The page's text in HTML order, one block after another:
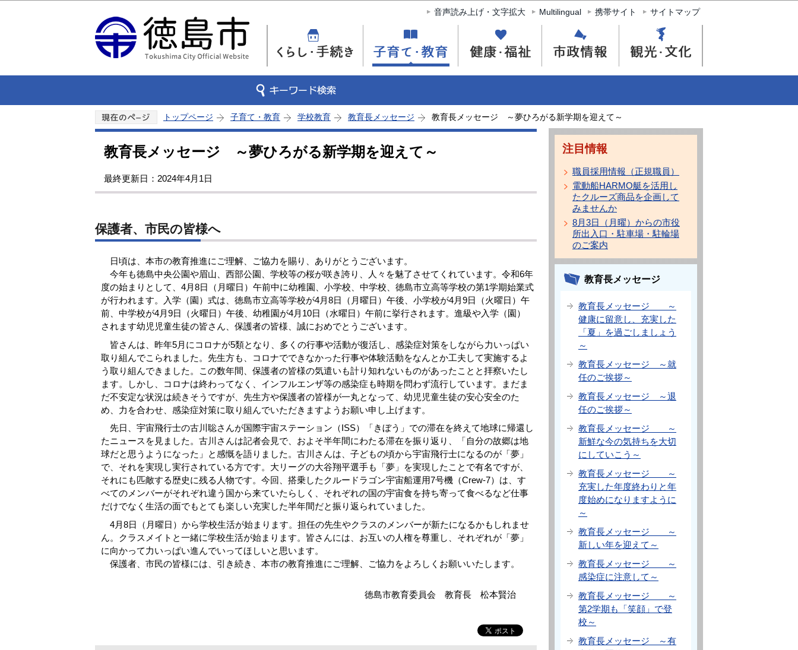
このページの本文へ移動
音声読み上げ・文字拡大 Multilingual 携帯サイト サイトマップ
トップページ 子育て・教育 学校教育 教育長メッセージ 教育長メッセージ ～夢ひろがる新学期を迎えて～
教育長メッセージ ～夢ひろがる新学期を迎えて～
最終更新日：2024年4月1日
保護者、市民の皆様へ
日頃は、本市の教育推進にご理解、ご協力を賜り、ありがとうございます。
今年も徳島中央公園や眉山、西部公園、学校等の桜が咲き誇り、人々を魅了させてくれています。令和6年
度の始まりとして、4月8日（月曜日）午前中に幼稚園、小学校、中学校、徳島市立高等学校の第1学期始業式
が行われます。入学（園）式は、徳島市立高等学校が4月8日（月曜日）午後、小学校が4月9日（火曜日）午
前、中学校が4月9日（火曜日）午後、幼稚園が4月10日（水曜日）午前に挙行されます。進級や入学（園）
されます幼児児童生徒の皆さん、保護者の皆様、誠におめでとうございます。
皆さんは、昨年5月にコロナが5類となり、多くの行事や活動が復活し、感染症対策をしながら力いっぱい
取り組んでこられました。先生方も、コロナでできなかった行事や体験活動をなんとか工夫して実施するよ
う取り組んできました。この数年間、保護者の皆様の気遣いも計り知れないものがあったことと拝察いたし
ます。しかし、コロナは終わってなく、インフルエンザ等の感染症も時期を問わず流行しています。まだま
だ不安定な状況は続きそうですが、先生方や保護者の皆様が一丸となって、幼児児童生徒の安心安全のた
め、力を合わせ、感染症対策に取り組んでいただきますようお願い申し上げます。
先日、宇宙飛行士の古川聡さんが国際宇宙ステーション（ISS）「きぼう」での滞在を終えて地球に帰還し
たニュースを見ました。古川さんは記者会見で、およそ半年間にわたる滞在を振り返り、「自分の故郷は地
球だと思うようになった」と感慨を語りました。古川さんは、子どもの頃から宇宙飛行士になるのが「夢」
で、それを実現し実行されている方です。大リーグの大谷翔平選手も「夢」を実現したことで有名ですが、
それにも匹敵する歴史に残る人物です。今回、搭乗したクルードラゴン宇宙船運用7号機（Crew-7）は、す
べてのメンバーがそれぞれ違う国から来ていたらしく、それぞれの国の宇宙食を持ち寄って食べるなど仕事
だけでなく生活の面でもとても楽しい充実した半年間だと振り返られていました。
4月8日（月曜日）から学校生活が始まります。担任の先生やクラスのメンバーが新たになるかもしれませ
ん。クラスメイトと一緒に学校生活が始まります。皆さんには、お互いの人権を尊重し、それぞれが「夢」
に向かって力いっぱい進んでいってほしいと思います。
保護者、市民の皆様には、引き続き、本市の教育推進にご理解、ご協力をよろしくお願いいたします。
徳島市教育委員会 教育長 松本賢治
注目情報
職員採用情報（正規職員）
電動船HARMO艇を活用し
たクルーズ商品を企画して
みませんか
8月3日（月曜）からの市役
所出入口・駐車場・駐輪場
のご案内
教育長メッセージ
教育長メッセージ ～
健康に留意し、充実した
「夏」を過ごしましょう
～
教育長メッセージ ～就
任のご挨拶～
教育長メッセージ ～退
任のご挨拶～
教育長メッセージ ～
新鮮な今の気持ちを大切
にしていこう～
教育長メッセージ ～
充実した年度終わりと年
度始めになりますように
～
教育長メッセージ ～
新しい年を迎えて～
教育長メッセージ ～
感染症に注意して～
教育長メッセージ ～
第2学期も「笑顔」で登
校～
教育長メッセージ ～有